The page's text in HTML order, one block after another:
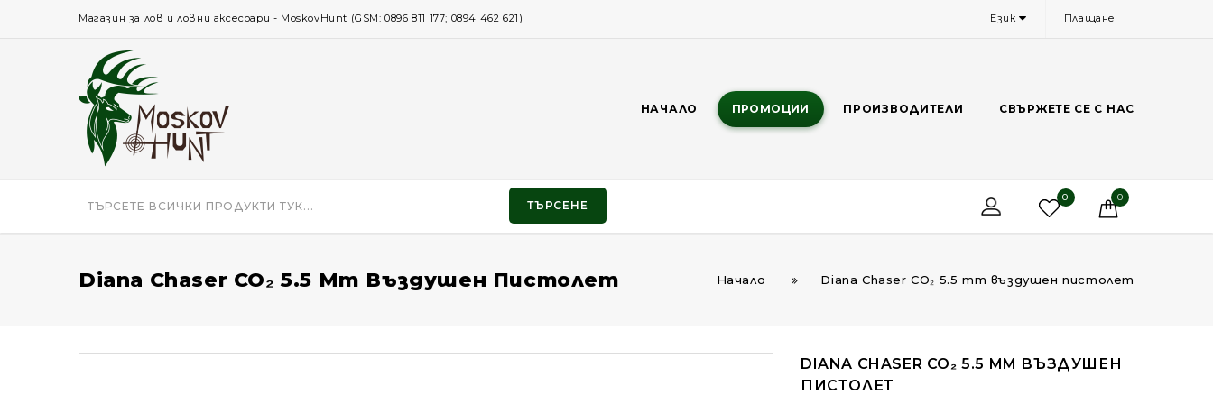
Магазин за лов и ловни аксесоари - MoskovHunt (GSM: 0896 811 177; 0894 462 621) Език Плащане
НАЧАЛО ПРОМОЦИИ ПРОИЗВОДИТЕЛИ СВЪРЖЕТЕ СЕ С НАС
ТЪРСЕНЕ
0 0
Diana Chaser CO₂ 5.5 Mm Въздушен Пистолет Начало Diana Chaser CO₂ 5.5 mm въздушен пистолет
DIANA CHASER CO₂ 5.5 MM ВЪЗДУШЕН
ПИСТОЛЕТ